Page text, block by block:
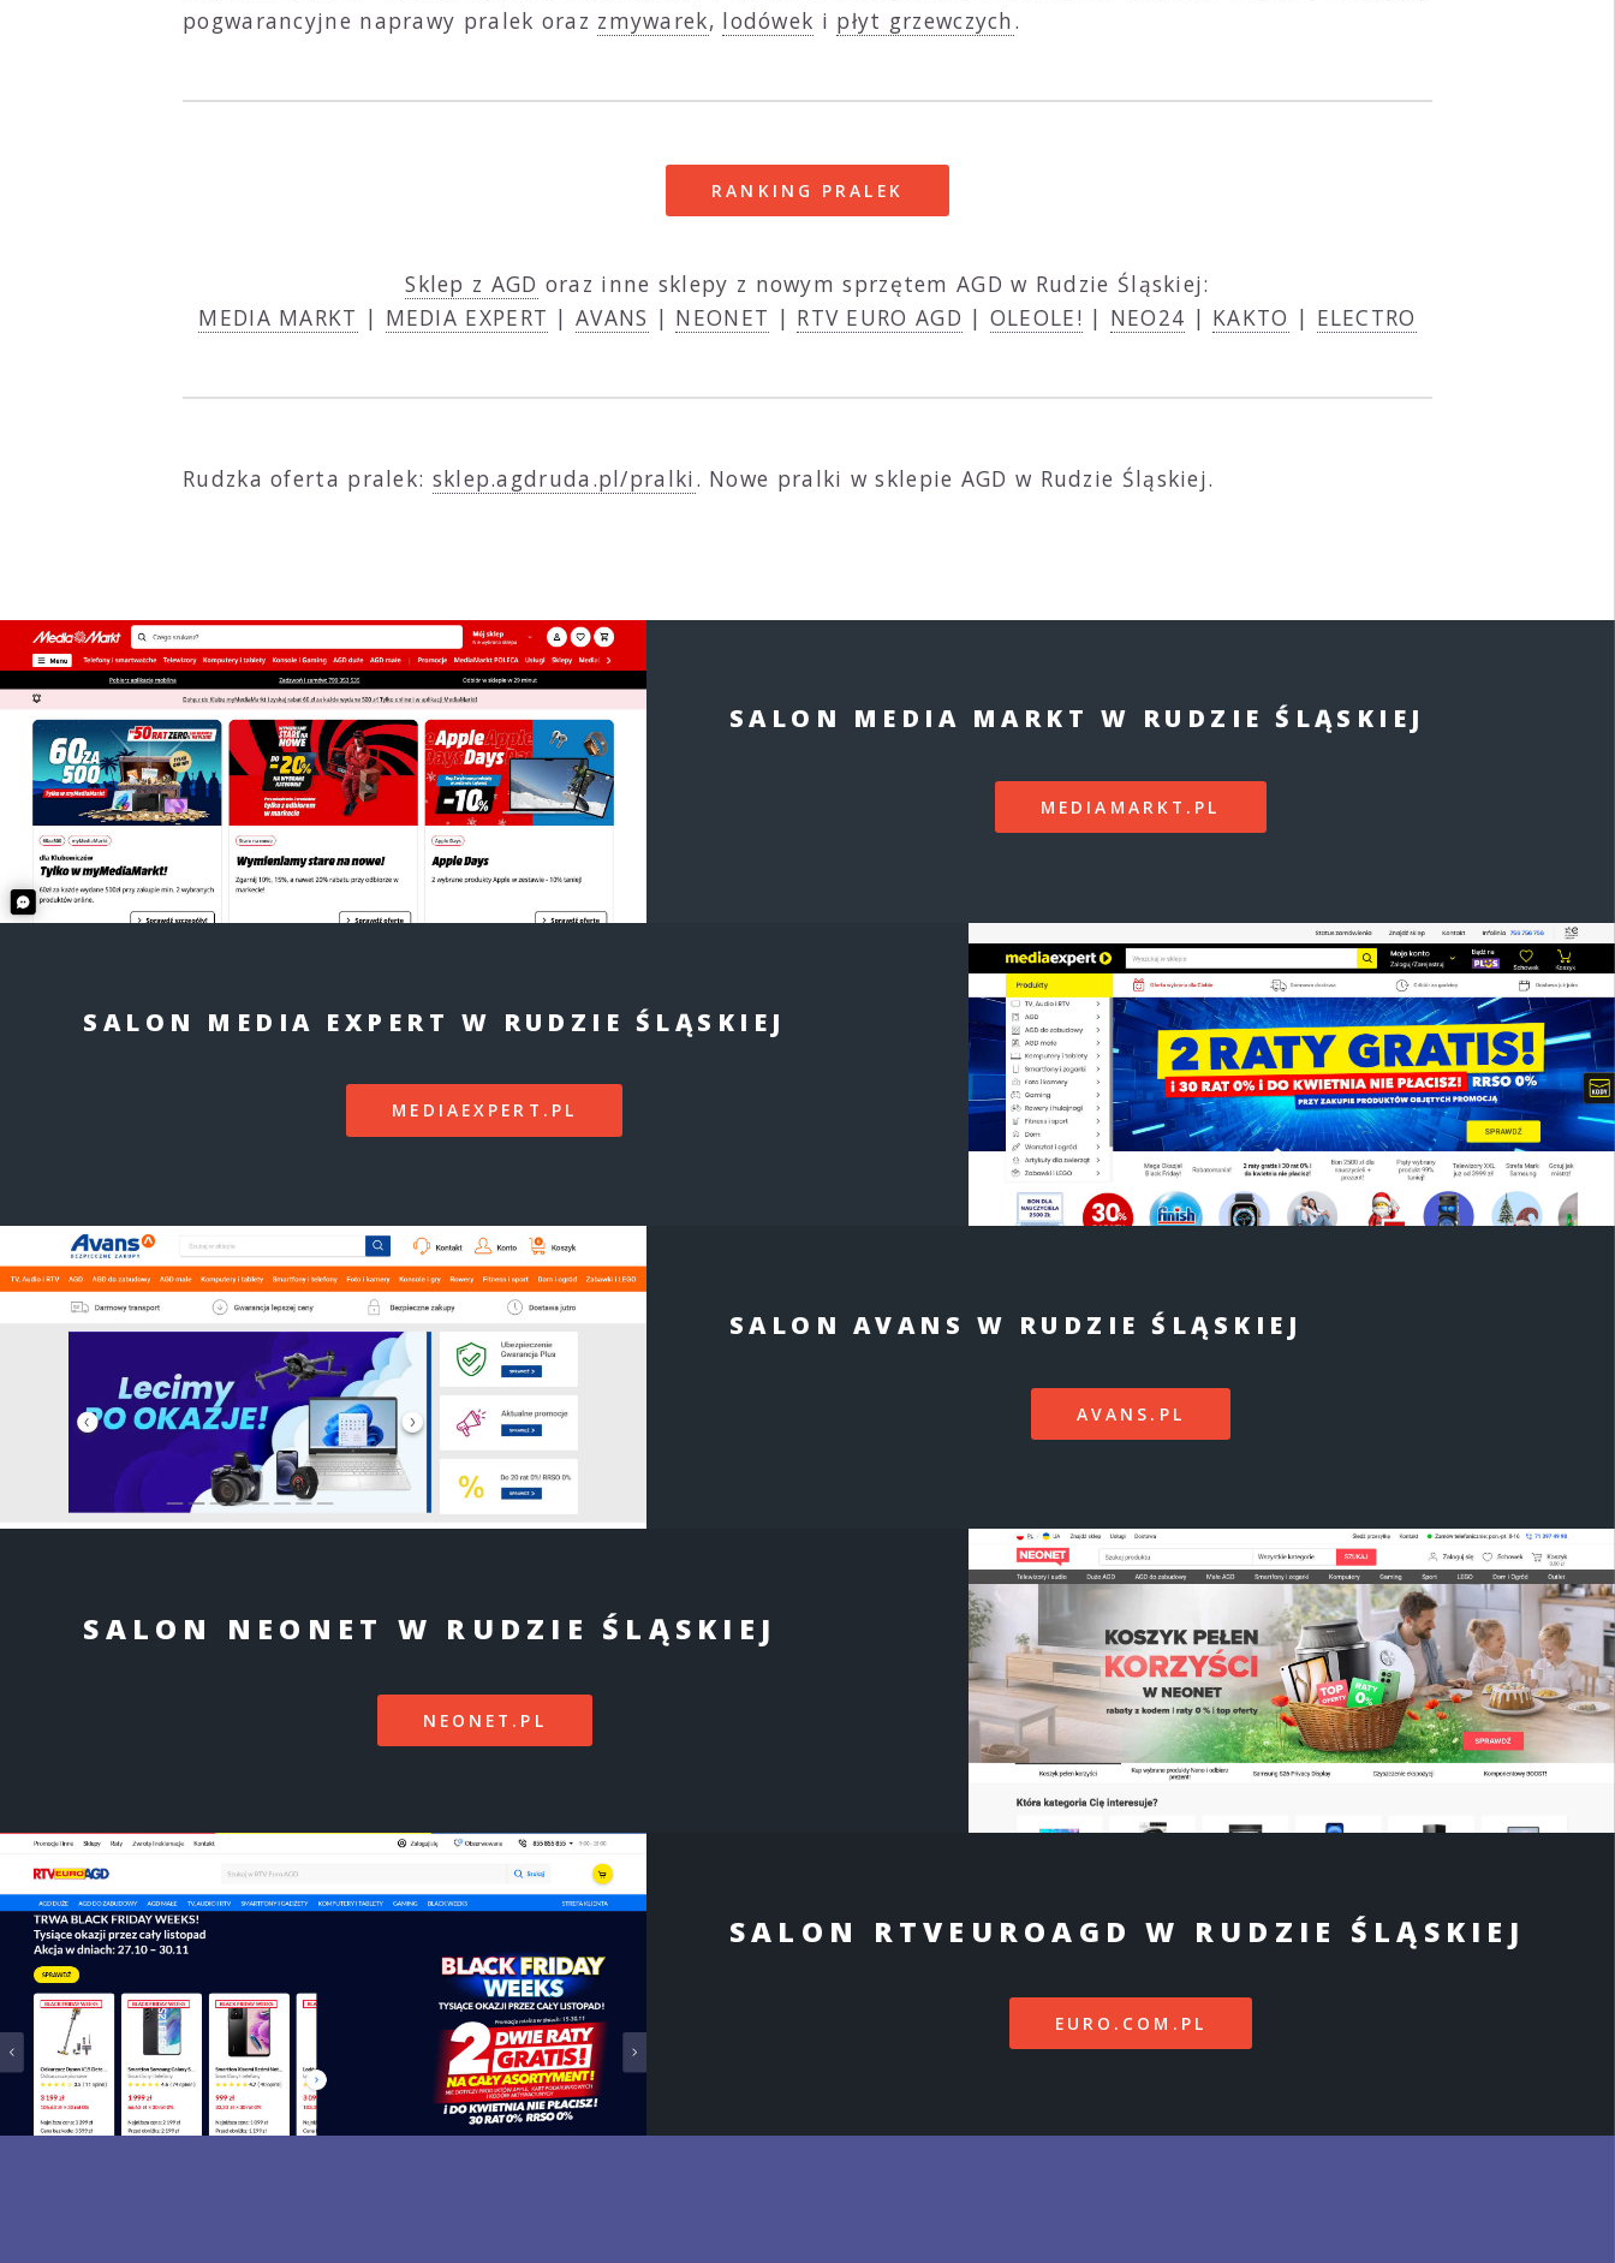
pogwarancyjne naprawy pralek oraz zmywarek, lodówek i płyt grzewczych .
RANKING PRALEK
Sklep z AGD oraz inne sklepy z nowym sprzętem AGD w Rudzie Śląskiej:
MEDIA MARKT | MEDIA EXPERT |AVANS | NEONET | RTV EURO AGD | OLEOLE! | NEO24 | KAKTO | ELECTRO
Rudzka oferta pralek: sklep.agdruda.pl/pralki. Nowe pralki w sklepie AGD w Rudzie Śląskiej.
SALON MEDIA MARKT W RUDZIE ŚLĄSKIEJ
MEDIAMARKT.PL
SALON MEDIA EXPERT W RUDZIE ŚLĄSKIEJ
MEDIAEXPERT.PL
SALON AVANS W RUDZIE ŚLĄSKIEJ
AVANS.PL
SALON NEONET W RUDZIE ŚLĄSKIEJ
NEONET.PL
SALON RTVEUROAGD W RUDZIE ŚLĄSKIEJ
EURO.COM.PL